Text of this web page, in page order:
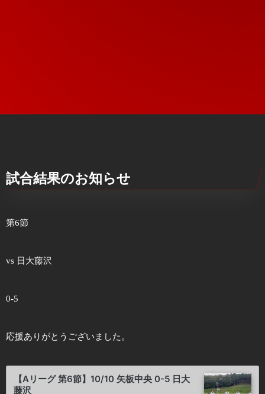
試合結果のお知らせ
第6節
vs 日大藤沢
0-5
応援ありがとうございました。